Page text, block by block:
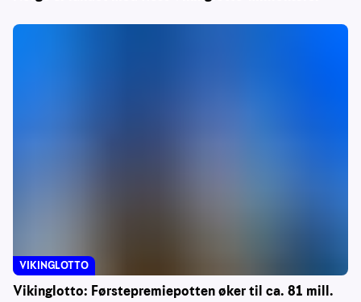
Vikinglotto: Førstepremiepotten øker til ca. 81 mill.
VIKINGLOTTO